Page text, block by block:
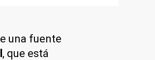
una fuente
, que está